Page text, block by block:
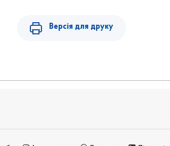
Версія для друку